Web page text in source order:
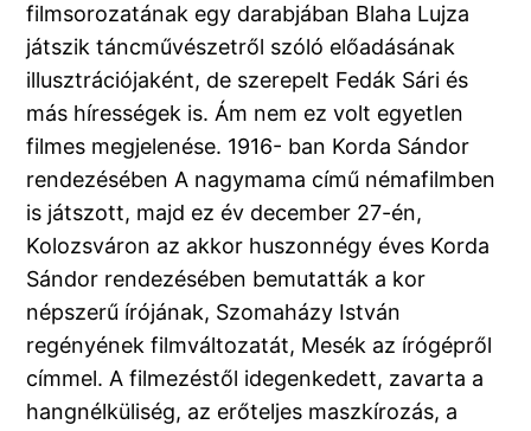
filmsorozatának egy darabjában Blaha Lujza
játszik táncművészetről szóló előadásának
illusztrációjaként, de szerepelt Fedák Sári és
más hírességek is. Ám nem ez volt egyetlen
filmes megjelenése. 1916- ban Korda Sándor
rendezésében A nagymama című némafilmben
is játszott, majd ez év december 27-én,
Kolozsváron az akkor huszonnégy éves Korda
Sándor rendezésében bemutatták a kor
népszerű írójának, Szomaházy István
regényének filmváltozatát, Mesék az írógépről
címmel. A filmezéstől idegenkedett, zavarta a
hangnélküliség, az erőteljes maszkírozás, a